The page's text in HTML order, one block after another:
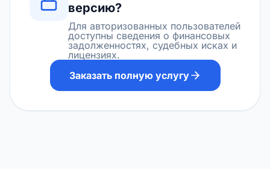
версию?
Для авторизованных пользователей
доступны сведения о финансовых
задолженностях, судебных исках и
лицензиях.
Заказать полную услугу